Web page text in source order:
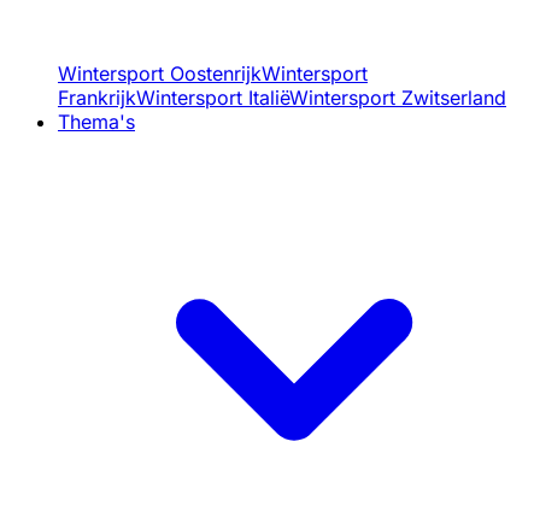
Wintersport OostenrijkWintersport
FrankrijkWintersport ItaliëWintersport Zwitserland
Thema's